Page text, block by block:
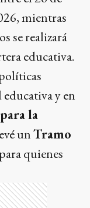
mientras
se realizará
educativa.
y en
la
unTramo
para quienes